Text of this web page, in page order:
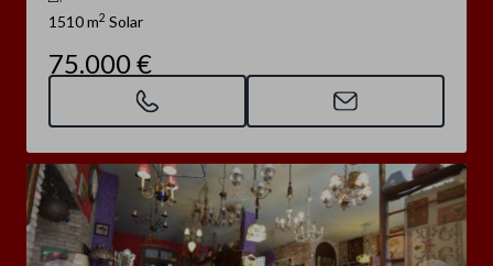
1510 m2 Solar
75.000 €